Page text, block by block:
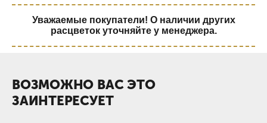
Уважаемые покупатели! О наличии других
расцветок уточняйте у менеджера.
ВОЗМОЖНО ВАС ЭТО
ЗАИНТЕРЕСУЕТ